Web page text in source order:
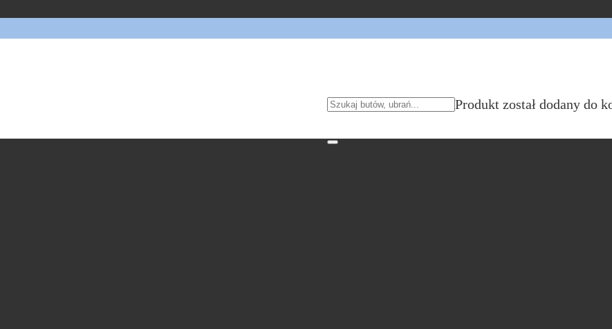
Produkt został dodany do